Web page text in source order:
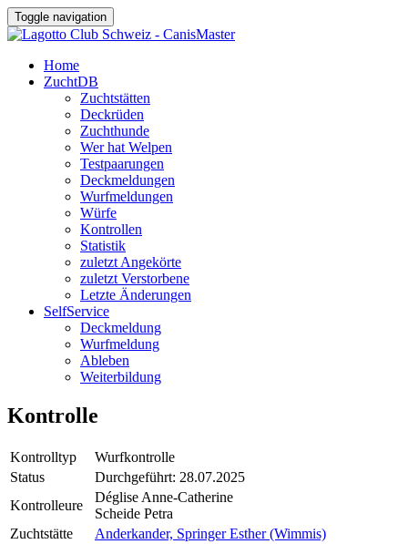
Toggle navigation
Home
ZuchtDB
Zuchtstätten
Deckrüden
Zuchthunde
Wer hat Welpen
Testpaarungen
Deckmeldungen
Wurfmeldungen
Würfe
Kontrollen
Statistik
zuletzt Angekörte
zuletzt Verstorbene
Letzte Änderungen
SelfService
Deckmeldung
Wurfmeldung
Ableben
Weiterbildung
Kontrolle
Kontrolltyp
Wurfkontrolle
Status
Durchgeführt: 28.07.2025
Kontrolleure
Déglise Anne-Catherine
Scheide Petra
Zuchtstätte
Anderkander, Springer Esther (Wimmis)